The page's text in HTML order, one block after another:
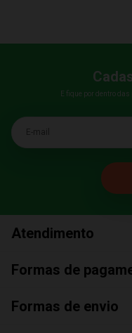
E fique por dentro
E-mail
Atendimento
Formas de
Formas de envio